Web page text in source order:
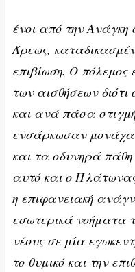
ένοι από την Ανάγκη
Άρεως,
επιβίωση. Ο πόλεμος
των αισθήσεων διότι
και ανά πάσα
ενσάρκωσαν
και τα οδυνηρά
αυτό και ο Πλάτωνας
η επιφανειακή
εσωτερικά νοήματα
νέους σε μία
το θυμικό και την